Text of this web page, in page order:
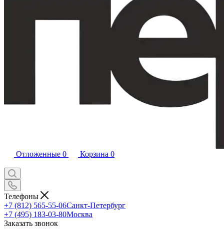
Отложенные 0 Корзина 0
Телефоны
+7 (812) 565-55-06Санкт-Петербург
+7 (495) 183-03-80Москва
Заказать звонок